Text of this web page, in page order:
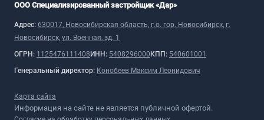
ООО Специализированный застройщик «Дар»
Адрес: 630017, Новосибирская область, г.о. гор. Новосибирск, г.
Новосибирск, ул. Военная, зд. 1
ОГРН: 1125476111408 ИНН: 5408296000 КПП: 540601001
Генеральный директор: Конобеев Максим Леонидович
Карта сайта
Информация на сайте не является публичной офертой.